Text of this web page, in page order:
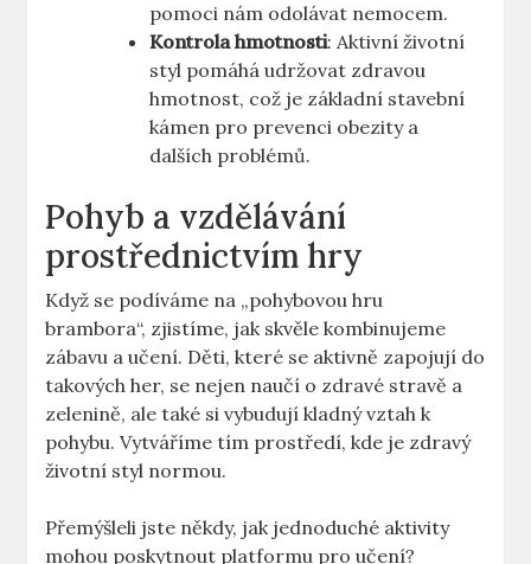
pomoci nám odolávat nemocem.
Kontrola hmotnosti: Aktivní životní
styl pomáhá udržovat zdravou
hmotnost, což je základní stavební
kámen pro prevenci obezity a
dalších problémů.
Pohyb a vzdělávání
prostřednictvím hry
Když se podíváme na „pohybovou hru
brambora“, zjistíme, jak skvěle kombinujeme
zábavu a učení. Děti, které se aktivně zapojují do
takových her, se nejen naučí o zdravé stravě a
zelenině, ale také si vybudují kladný vztah k
pohybu. Vytváříme tím prostředí, kde je zdravý
životní styl normou.
Přemýšleli jste někdy, jak jednoduché aktivity
mohou poskytnout platformu pro učení?